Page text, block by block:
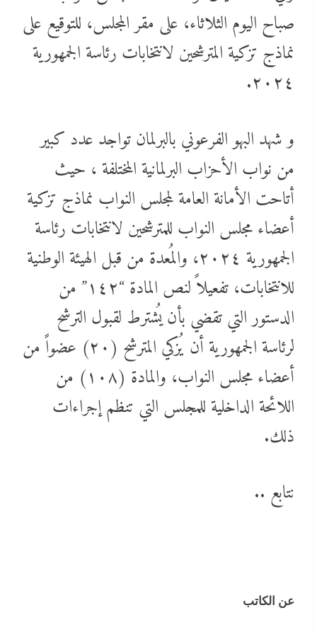
صباح اليوم الثلاثاء، على مقر المجلس، للتوقيع على
نماذج تزكية المترشحين لانتخابات رئاسة الجمهورية
٢٠٢٤.
و شهد البهو الفرعوني بالبرلمان تواجد عدد كبير
من نواب الأحزاب البرلمانية المختلفة ، حيث
أتاحت الأمانة العامة لمجلس النواب نماذج تزكية
أعضاء مجلس النواب للمترشحين لانتخابات رئاسة
الجمهورية ٢٠٢٤، والمُعدة من قبل الهيئة الوطنية
للانتخابات، تفعيلاً لنص المادة “١٤٢” من
الدستور التي تقضي بأن يُشترط لقبول الترشح
لرئاسة الجمهورية أن يُزكي المترشح (٢٠) عضواً من
أعضاء مجلس النواب، والمادة (١٠٨) من
اللائحة الداخلية للمجلس التي تنظم إجراءات
ذلك.
نتابع ..
عن الكاتب